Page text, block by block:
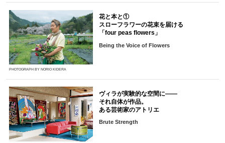
PHOTOGRAPH BY NORIO KIDERA
花と本と①
スローフラワーの花束を届ける
「four peas flowers」
Being the Voice of Flowers
ヴィラが実験的な空間に――
それ自体が作品。
ある芸術家のアトリエ
Brute Strength